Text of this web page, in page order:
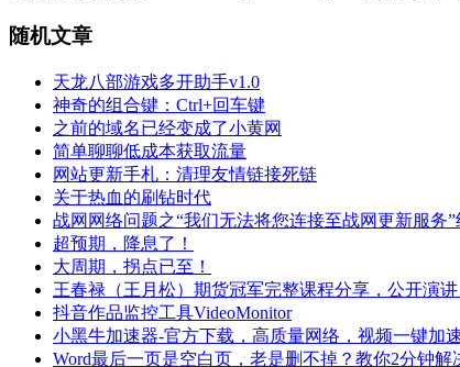
随机文章
天龙八部游戏多开助手v1.0
神奇的组合键：Ctrl+回车键
之前的域名已经变成了小黄网
简单聊聊低成本获取流量
网站更新手札：清理友情链接死链
关于热血的刷钻时代
战网网络问题之“我们无法将您连接至战网更新服务
超预期，降息了！
大周期，拐点已至！
王春禄（王月松）期货冠军完整课程分享，公开演
抖音作品监控工具VideoMonitor
小黑牛加速器-官方下载，高质量网络，视频一键加
Word最后一页是空白页，老是删不掉？教你2分钟解